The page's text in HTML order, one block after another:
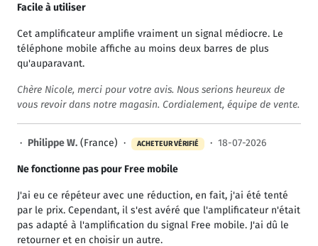
Facile à utiliser
Cet amplificateur amplifie vraiment un signal médiocre. Le
téléphone mobile affiche au moins deux barres de plus
qu'auparavant.
Chère Nicole, merci pour votre avis. Nous serions heureux de
vous revoir dans notre magasin. Cordialement, équipe de vente.
· Philippe W. (France) · ACHETEUR VÉRIFIÉ · 18-07-2026
Ne fonctionne pas pour Free mobile
J'ai eu ce répéteur avec une réduction, en fait, j'ai été tenté
par le prix. Cependant, il s'est avéré que l'amplificateur n'était
pas adapté à l'amplification du signal Free mobile. J'ai dû le
retourner et en choisir un autre.